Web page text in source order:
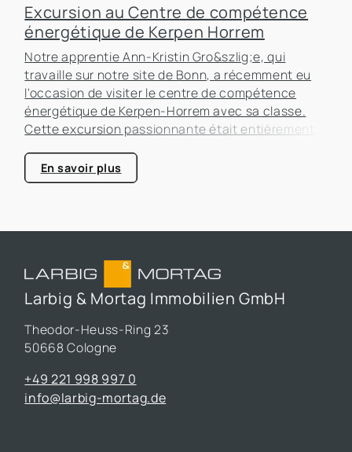
Excursion au Centre de compétence
énergétique de Kerpen Horrem
Notre apprentie Ann-Kristin Gro&szlig;e, qui
travaille sur notre site de Bonn, a récemment eu
l'occasion de visiter le centre de compétence
énergétique de Kerpen-Horrem avec sa classe.
Cette excursion passionnante était entièrement
bâtiments, un sujet qui prend de plus en plus
d'importance dans le secteur immobilier.
En savoir plus
Larbig & Mortag Immobilien GmbH
Theodor-Heuss-Ring 23
50668 Cologne
+49 221 998 997 0
info@larbig-mortag.de